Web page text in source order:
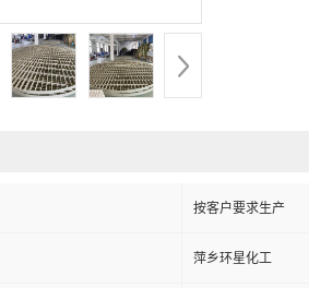
按客户要求生产
萍乡环星化工